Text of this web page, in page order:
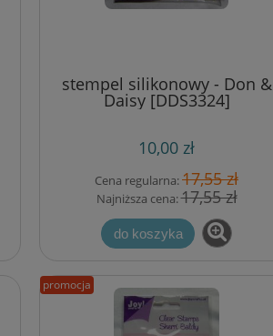
wykrojnik Marianne Design -
domek dla ptaków + stemple
[COL1310]
22,43 zł
Cena regularna:
Najniższa cena:14,95 zł
do koszyka
stempel silikonowy - Don &
Daisy [DDS3324]
10,00 zł
Cena regularna:17,55 zł
Najniższa cena:17,55 zł
do koszyka
promocja